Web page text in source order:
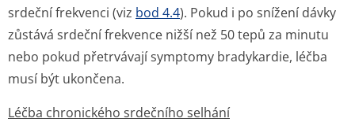
srdeční frekvenci (viz bod 4.4). Pokud i po snížení dávky
zůstává srdeční frekvence nižší než 50 tepů za minutu
nebo pokud přetrvávají symptomy bradykardie, léčba
musí být ukončena.
Léčba chronického srdečního selhání